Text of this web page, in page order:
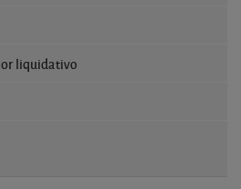
liquidativo